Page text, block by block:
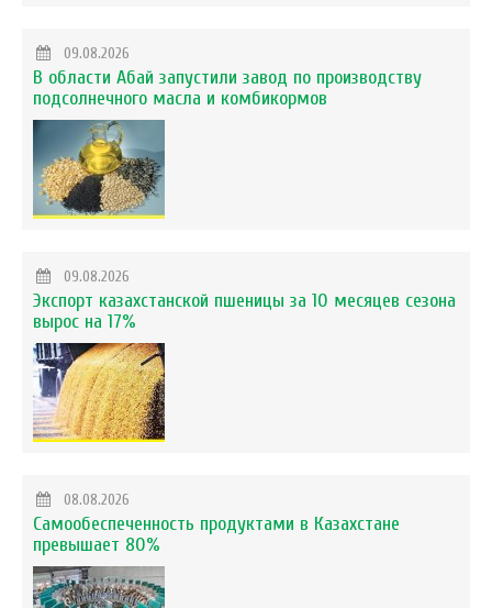
09.08.2026
В области Абай запустили завод по производству
подсолнечного масла и комбикормов
09.08.2026
Экспорт казахстанской пшеницы за 10 месяцев сезона
вырос на 17%
08.08.2026
Самообеспеченность продуктами в Казахстане
превышает 80%